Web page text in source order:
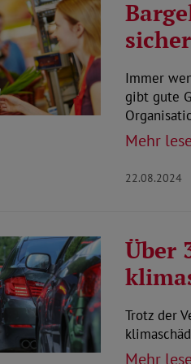
Immer
gibt gute
Mehr
22.08.2024
Über
Trotz der
Mehr